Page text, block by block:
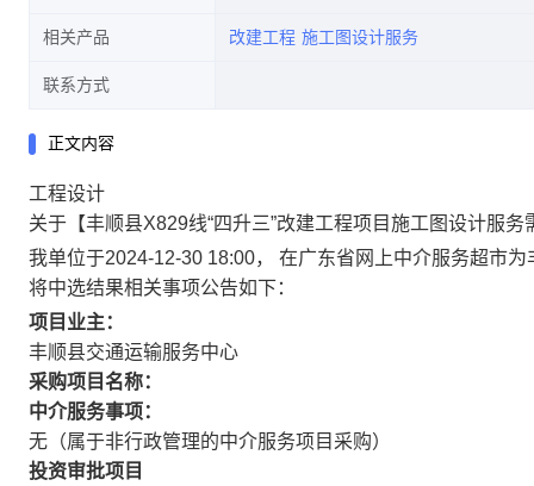
相关产品 改建工程 施工图设计服务
联系方式
正文内容
工程设计
关于【丰顺县X829线“四升三”改建工程项目施工图设计服
我单位于2024-12-30 18:00， 在广东省网上中介服务超市
将中选结果相关事项公告如下：
项目业主：
丰顺县交通运输服务中心
采购项目名称：
中介服务事项：
无（属于非行政管理的中介服务项目采购）
投资审批项目